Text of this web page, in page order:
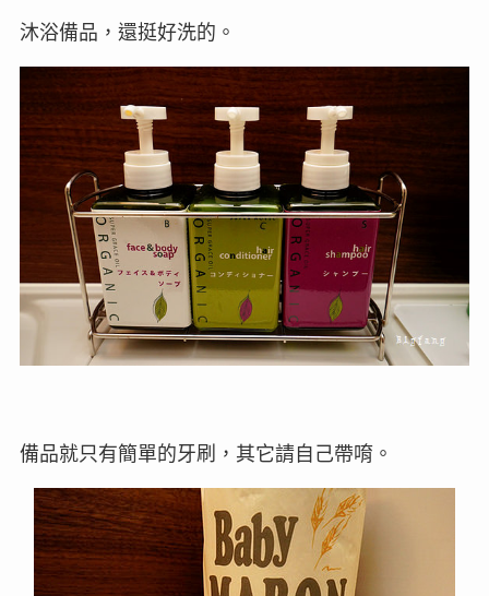
沐浴備品，還挺好洗的。
備品就只有簡單的牙刷，其它請自己帶唷。